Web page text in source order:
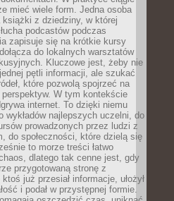
mieć wiele form. Jedna osoba
książki z dziedziny, w której
podcastów podczas
zapisuje się na krótkie kursy
do lokalnych warsztatów
Kluczowe jest, żeby nie
pętli informacji, ale szukać
które pozwolą spojrzeć na
W tym kontekście
internet. To dzięki niemu
wykładów najlepszych uczelni, do
prowadzonych przez ludzi z
do społeczności, które dzielą się
to morze treści łatwo
dlatego tak cenne jest, gdy
przygotowaną stronę z
już przesiał informacje, ułożył
i podał w przystępnej formie.